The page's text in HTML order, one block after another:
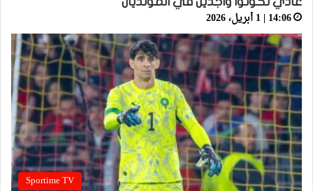
14:06 | 1 أبريل، 2026
Sportime TV